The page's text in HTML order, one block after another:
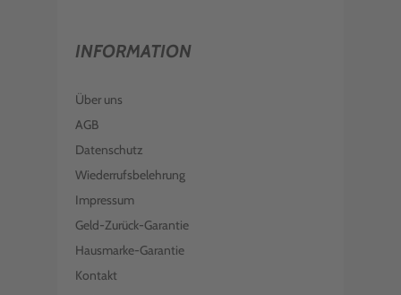
INFORMATION
Über uns
AGB
Datenschutz
Wiederrufsbelehrung
Impressum
Geld-Zurück-Garantie
Hausmarke-Garantie
Kontakt